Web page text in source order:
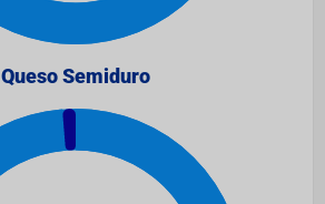
Queso Semiduro